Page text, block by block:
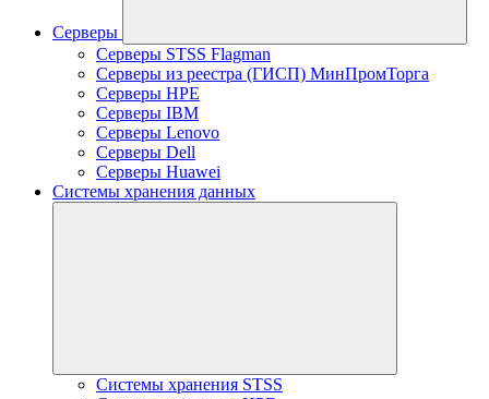
Серверы
Серверы STSS Flagman
Серверы из реестра (ГИСП) МинПромТорга
Серверы HPE
Серверы IBM
Серверы Lenovo
Серверы Dell
Серверы Huawei
Системы хранения данных
Системы хранения STSS